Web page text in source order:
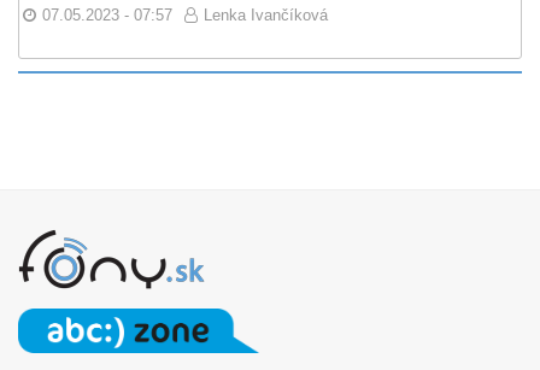
07.05.2023 - 07:57 Lenka Ivančíková